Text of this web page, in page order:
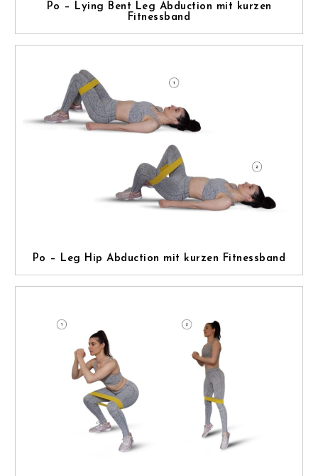
Po – Lying Bent Leg Abduction mit kurzen
Fitnessband
Po – Leg Hip Abduction mit kurzen Fitnessband